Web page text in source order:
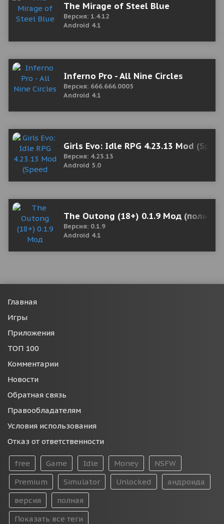
The Mirage of Steel Blue
Версия: 1.4.12
Android 4.1
Inferno Pro - All Nine Circles
Версия: 666.666.0005
Android 4.1
Girls Evo: Idle RPG 4.23.13 Mod
Версия: 4.23.13
Android 5.0
The Outong (18+) 0.1.9 Мод (полная
Версия: 0.1.9
Android 4.1
Главная
Игры
Приложения
ТОП 100
Комментарии
Новости
Обратная связь
Правообладателям
Условия использования
Отказ от ответственности
free Game Idle Money
NSFW
Premium
Simulator Unlocked
андроида
версия
полная
Показать все теги